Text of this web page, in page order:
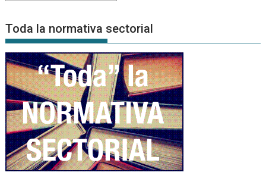
Noticias
Toda la normativa sectorial